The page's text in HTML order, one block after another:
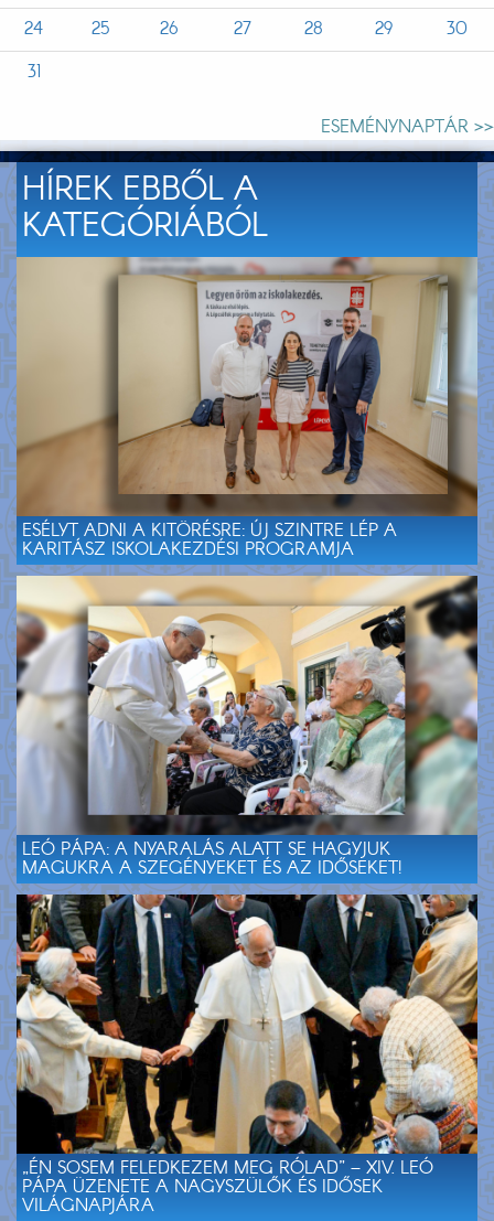
24
25 26 27 28 29
30
31
ESEMÉNYNAPTÁR >>
HÍREK EBBŐL A
KATEGÓRIÁBÓL
ESÉLYT ADNI A KITÖRÉSRE: ÚJ SZINTRE LÉP A
KARITÁSZ ISKOLAKEZDÉSI PROGRAMJA
LEÓ PÁPA: A NYARALÁS ALATT SE HAGYJUK
MAGUKRA A SZEGÉNYEKET ÉS AZ IDŐSEKET!
„ÉN SOSEM FELEDKEZEM MEG RÓLAD” – XIV. LEÓ
PÁPA ÜZENETE A NAGYSZÜLŐK ÉS IDŐSEK
VILÁGNAPJÁRA